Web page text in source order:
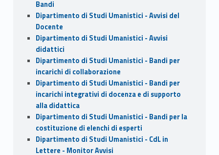
Bandi
Dipartimento di Studi Umanistici - Avvisi del
Docente
Dipartimento di Studi Umanistici - Avvisi
didattici
Dipartimento di Studi Umanistici - Bandi per
incarichi di collaborazione
Dipartimento di Studi Umanistici - Bandi per
incarichi integrativi di docenza e di supporto
alla didattica
Dipartimento di Studi Umanistici - Bandi per la
costituzione di elenchi di esperti
Dipartimento di Studi Umanistici - CdL in
Lettere - Monitor Avvisi